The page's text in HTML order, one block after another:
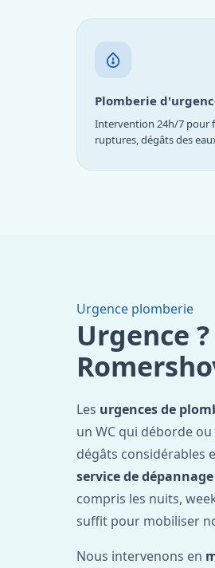
Plomberie
Intervention 24h/7 pour
ruptures, dégâts des
Urgence plomberie
Urgence
Les urgences de
un WC qui déborde
dégâts considérables
service de
compris les nuits,
suffit pour mobiliser
Nous intervenons en